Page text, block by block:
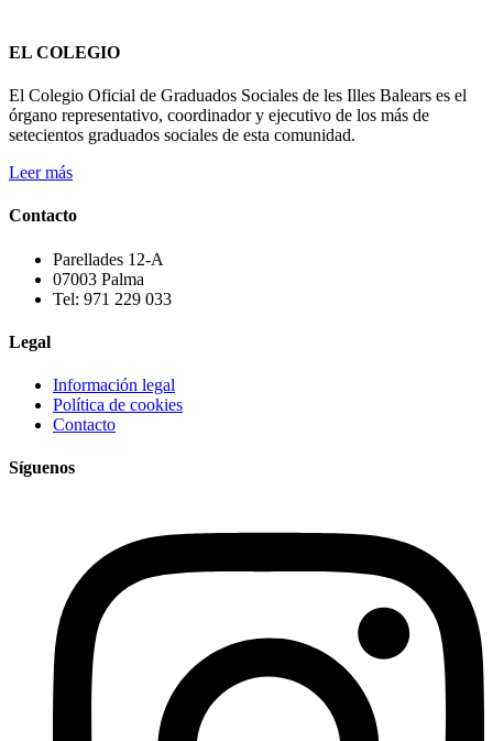
EL COLEGIO
El Colegio Oficial de Graduados Sociales de les Illes Balears es el
órgano representativo, coordinador y ejecutivo de los más de
setecientos graduados sociales de esta comunidad.
Leer más
Contacto
Parellades 12-A
07003 Palma
Tel: 971 229 033
Legal
Información legal
Política de cookies
Contacto
Síguenos